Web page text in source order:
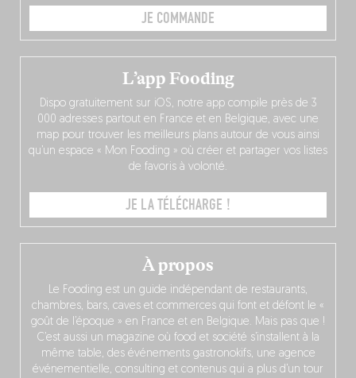
JE COMMANDE
À propos
Le Fooding est un guide indépendant de restaurants,
chambres, bars, caves et commerces qui font et défont le «
goût de l’époque » en France et en Belgique. Mais pas que !
C’est aussi un magazine où food et société s’installent à la
même table, des événements gastronokifs, une agence
événementielle, consulting et contenus qui a plus d’un tour
L’app Fooding
Dispo gratuitement sur iOS, notre app compile près de 3
000 adresses partout en France et en Belgique, avec une
map pour trouver les meilleurs plans autour de vous ainsi
qu’un espace « Mon Fooding » où créer et partager vos listes
de favoris à volonté.
JE LA TÉLÉCHARGE !